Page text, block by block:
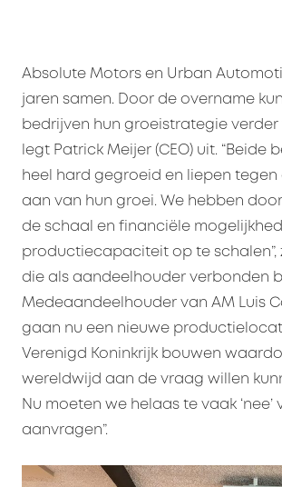
Absolute Motors en Urban
jaren samen. Door de overname
bedrijven hun groeistrategie verder
legt Patrick Meijer (CEO) uit. “Beide
heel hard gegroeid en liepen tegen
aan van hun groei. We hebben
de schaal en financiële
productiecapaciteit op te schalen”,
die als aandeelhouder verbonden
Medeaandeelhouder van AM Luis
gaan nu een nieuwe
Verenigd Koninkrijk bouwen
wereldwijd aan de vraag willen
Nu moeten we helaas te vaak ‘nee’
aanvragen”.